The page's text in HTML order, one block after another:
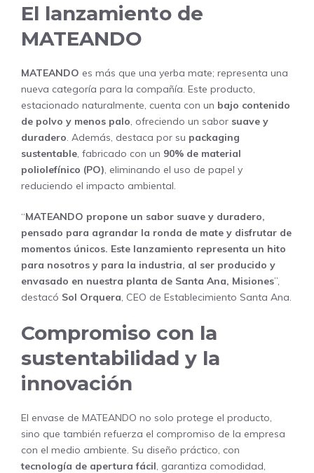
El lanzamiento de
MATEANDO
MATEANDO es más que una yerba mate; representa una
nueva categoría para la compañía. Este producto,
estacionado naturalmente, cuenta con un bajo contenido
de polvo y menos palo, ofreciendo un sabor suave y
duradero. Además, destaca por su packaging
sustentable, fabricado con un 90% de material
poliolefínico (PO), eliminando el uso de papel y
reduciendo el impacto ambiental.
“MATEANDO propone un sabor suave y duradero,
pensado para agrandar la ronda de mate y disfrutar de
momentos únicos. Este lanzamiento representa un hito
para nosotros y para la industria, al ser producido y
envasado en nuestra planta de Santa Ana, Misiones”,
destacó Sol Orquera, CEO de Establecimiento Santa Ana.
Compromiso con la
sustentabilidad y la
innovación
El envase de MATEANDO no solo protege el producto,
sino que también refuerza el compromiso de la empresa
con el medio ambiente. Su diseño práctico, con
tecnología de apertura fácil, garantiza comodidad,